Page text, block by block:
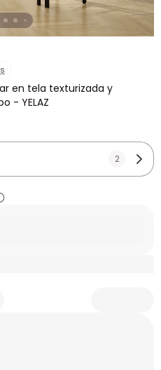
en tela texturizada y
- YELAZ
2